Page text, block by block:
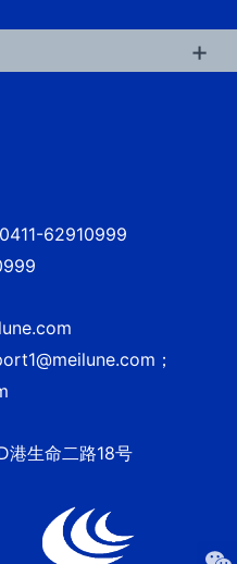
62910999
；
港生命二路18号